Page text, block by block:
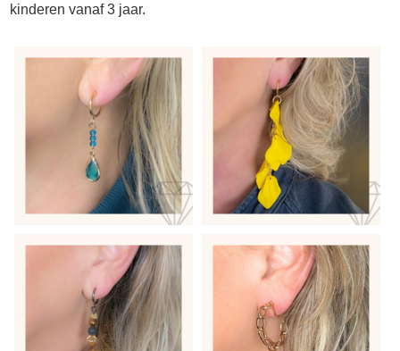
kinderen vanaf 3 jaar.